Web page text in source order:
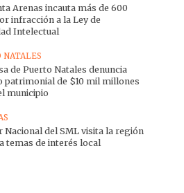
Arenas incauta más de 600
infracción a la Ley de
Intelectual
NATALES
de Puerto Natales denuncia
patrimonial de $10 mil millones
municipio
Nacional del SML visita la región
temas de interés local